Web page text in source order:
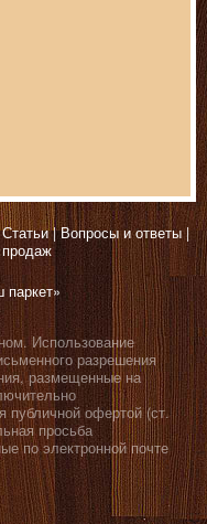
Статьи Вопросы и ответы
Использование
разрешения
размещенные на
публичной офертой (ст.
просьба
по электронной почте